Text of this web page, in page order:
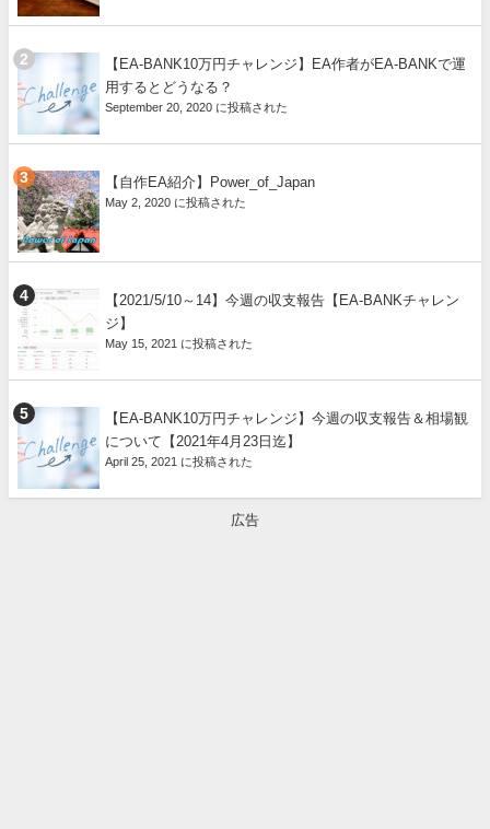
【EA-BANK10万円チャレンジ】EA作者がEA-BANKで運
用するとどうなる？
September 20, 2020 に投稿された
【自作EA紹介】Power_of_Japan
May 2, 2020 に投稿された
【2021/5/10～14】今週の収支報告【EA-BANKチャレン
ジ】
May 15, 2021 に投稿された
【EA-BANK10万円チャレンジ】今週の収支報告＆相場観
について【2021年4月23日迄】
April 25, 2021 に投稿された
広告